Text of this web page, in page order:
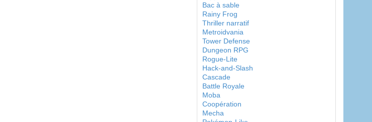
Bac à sable
Rainy Frog
Thriller narratif
Metroidvania
Tower Defense
Dungeon RPG
Rogue-Lite
Hack-and-Slash
Cascade
Battle Royale
Moba
Coopération
Mecha